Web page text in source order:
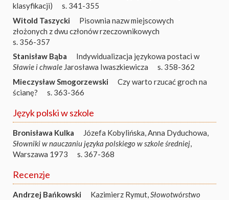
klasyfikacji)
s. 341-355
Witold Taszycki
Pisownia nazw miejscowych
złożonych z dwu członów rzeczownikowych
s. 356-357
Stanisław Bąba
Indywidualizacja językowa postaci w
Sławie i chwale Jarosława Iwaszkiewicza
s. 358-362
Mieczysław Smogorzewski
Czy warto rzucać groch na
ścianę?
s. 363-366
Język polski w szkole
Bronisława Kulka
Józefa Kobylińska, Anna Dyduchowa,
Słowniki w nauczaniu języka polskiego w szkole średniej
Warszawa 1973
s. 367-368
Recenzje
Andrzej Bańkowski Kazimierz Rymut, Słowotwórstwo